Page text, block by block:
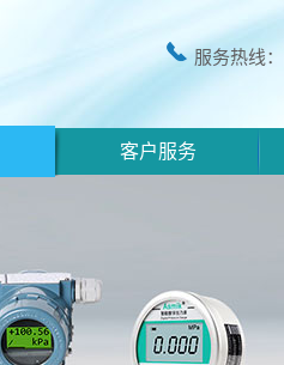
服务热线：
客户服务